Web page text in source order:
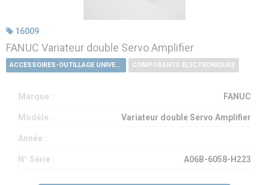
16009
FANUC Variateur double Servo Amplifier
ACCESSOIRES-OUTILLAGE UNIVERSELS COMPOSANTS ÉLECTRONIQUES
Marque : FANUC
Modèle : Variateur double Servo Amplifier
Année :
N° Série : A06B-6058-H223